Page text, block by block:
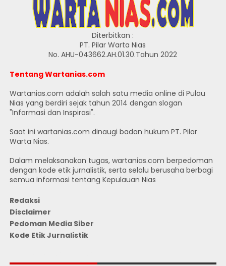
Diterbitkan :
PT. Pilar Warta Nias
No. AHU-043662.AH.01.30.Tahun 2022
Tentang Wartanias.com
Wartanias.com adalah salah satu media online di Pulau
Nias yang berdiri sejak tahun 2014 dengan slogan
"Informasi dan Inspirasi".
Saat ini wartanias.com dinaugi badan hukum PT. Pilar
Warta Nias.
Dalam melaksanakan tugas, wartanias.com berpedoman
dengan kode etik jurnalistik, serta selalu berusaha berbagi
semua informasi tentang Kepulauan Nias
Redaksi
Disclaimer
Pedoman Media Siber
Kode Etik Jurnalistik